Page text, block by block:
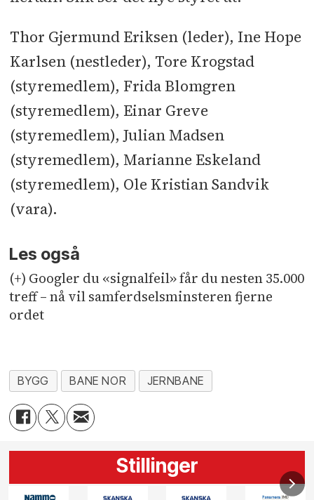
Thor Gjermund Eriksen (leder), Ine Hope
Karlsen (nestleder), Tore Krogstad
(styremedlem), Frida Blomgren
(styremedlem), Einar Greve
(styremedlem), Julian Madsen
(styremedlem), Marianne Eskeland
(styremedlem), Ole Kristian Sandvik
(vara).
Les også
(+) Googler du «signalfeil» får du nesten 35.000
treff – nå vil samferdselsminsteren fjerne
ordet
BYGG BANE NOR JERNBANE
Stillinger